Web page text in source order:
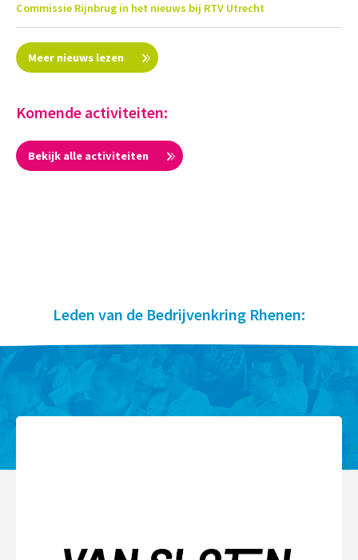
Commissie Rijnbrug in het nieuws bij RTV Utrecht
Meer nieuws lezen
Komende activiteiten:
Bekijk alle activiteiten
Leden van de Bedrijvenkring Rhenen: